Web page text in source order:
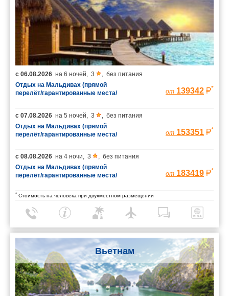
с 06.08.2026 на 6 ночей 3
без питания
Отдых на Мальдивах (прямой
перелёт/гарантированные места/
от 139342 *
с 07.08.2026 на 5 ночей 3
без питания
Отдых на Мальдивах (прямой
перелёт/гарантированные места/
от 153351 *
с 08.08.2026 на 4 ночи 3
без питания
Отдых на Мальдивах (прямой
перелёт/гарантированные места/
от 183419 *
* Стоимость на человека при двухместном размещении
Вьетнам